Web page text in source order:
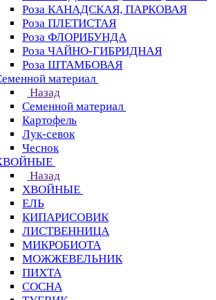
Роза КАНАДСКАЯ, ПАРКОВАЯ
Роза ПЛЕТИСТАЯ
Роза ФЛОРИБУНДА
Роза ЧАЙНО-ГИБРИДНАЯ
Роза ШТАМБОВАЯ
материал
Назад
Семенной материал
Картофель
Лук-севок
Чеснок
Назад
ХВОЙНЫЕ
ЕЛЬ
КИПАРИСОВИК
ЛИСТВЕННИЦА
МИКРОБИОТА
МОЖЖЕВЕЛЬНИК
ПИХТА
СОСНА